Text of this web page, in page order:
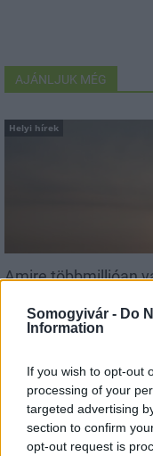
Somogyivár - Do
Information
If you wish to opt-out
processing of your
targeted advertising
section to confirm
opt-out request is
AJÁNLJUK MÉG
Helyi hírek
Amire többmillióan
Aktuális